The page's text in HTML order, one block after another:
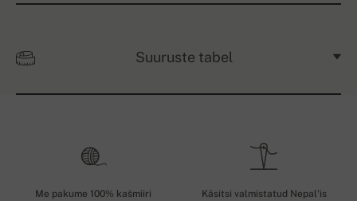
Suuruste tabel
Me pakume 100% kašmiiri Käsitsi valmistatud Nepal'is